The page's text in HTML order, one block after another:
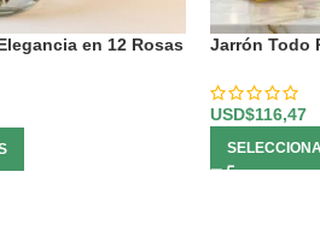
en 12 Rosas
Jarrón Todo
USD$116,47